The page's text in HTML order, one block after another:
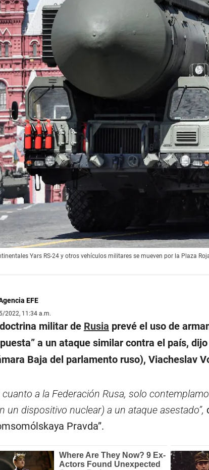
Yars RS-24 y otros vehículos militares se mueven por la Plaza
EFE
2022, 11:34 a.m.
militar de Rusia prevé el uso de
a un ataque similar contra el país,
Baja del parlamento ruso), Viacheslav
cuanto a la Federación Rusa, solo
un dispositivo nuclear) a un ataque asestado”,
Pravda”.